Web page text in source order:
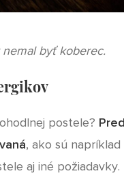
byť koberec.
postele?
, ako sú napríklad
aj iné požiadavky.